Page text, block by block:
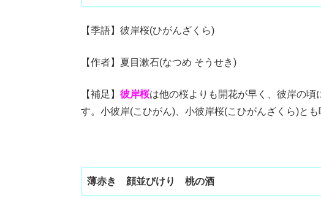
【季語】彼岸桜(ひがんざくら)
【作者】夏目漱石(なつめ そうせき)
【補足】 彼岸桜は他の桜よりも開花が早く、彼岸の頃
す。小彼岸(こひがん)、小彼岸桜(こひがんざくら)とも
薄赤き 顔並びけり 桃の酒